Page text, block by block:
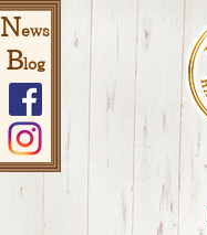
News
Blog